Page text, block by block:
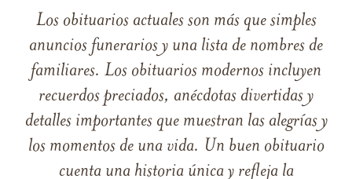
Los obituarios actuales son más que simples
anuncios funerarios y una lista de nombres de
familiares. Los obituarios modernos incluyen
recuerdos preciados, anécdotas divertidas y
detalles importantes que muestran las alegrías y
los momentos de una vida. Un buen obituario
cuenta una historia única y refleja la